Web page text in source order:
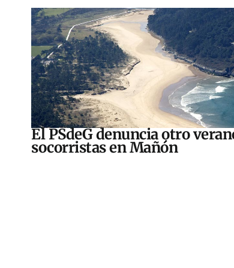
El PSdeG denuncia otro
socorristas en Mañón